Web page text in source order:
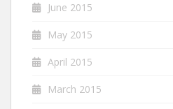
June 2015
May 2015
April 2015
March 2015